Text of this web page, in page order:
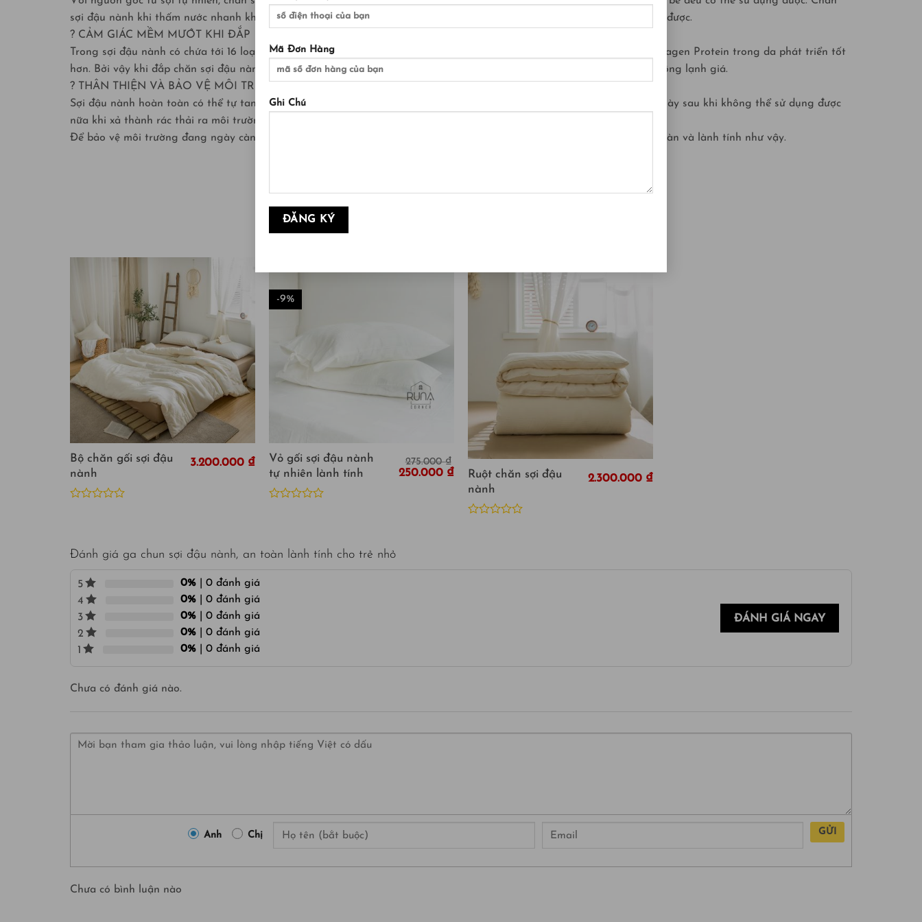
Mã Đơn Hàng
Ghi Chú
sợi đậu nành khi thấm nước nhanh khô nên hoàn toàn không có mùi hôi, không thể là địa điểm cư ngụ của của vi khuẩn được.
? CẢM GIÁC MỀM MƯỚT KHI ĐẮP
Trong sợi đậu nành có chứa tới 16 loại Axit Amin tồn tại trong xơ đậu. 16 loại Axit Amin này có công dụng kích thích Collagen Protein trong da phát triển tốt
hơn. Bởi vậy khi đắp chăn sợi đậu nành luôn cho cảm giác mềm mướt và bảo vệ làn da bớt khô ráp trong những ngày đông lạnh giá.
? THÂN THIỆN VÀ BẢO VỆ MÔI TRƯỜNG.
Sợi đậu nành hoàn toàn có thể tự tan, tự tiêu hủy trong môi trường sống. Bởi vậy những chiếc chăn cũ làm từ chất liệu này sau khi không thể sử dụng được
nữa khi xả thành rác thải ra môi trường có thể tự phân hủy mà không làm ô nhiễm không khí, môi trường.
Để bảo vệ môi trường đang ngày càng biến đổi trở nên xấu hơn, con người nên hướng tới sử dụng những chất liệu an toàn và lành tính như vậy.
Bộ chăn gối sợi đậu
nành
5
3.200.000 ₫
-9%
Vỏ gối sợi đậu nành
tự nhiên lành tính
5
275.000₫
250.000 ₫
Ruột chăn sợi đậu
nành
2.300.000 ₫
Đánh giá ga chun sợi đậu nành, an toàn lành tính cho trẻ nhỏ
5 0% | 0 đánh giá
4
0% | 0 đánh giá
3
0% | 0 đánh giá
2
0% | 0 đánh giá
1
0% | 0 đánh giá
ĐÁNH GIÁ NGAY
Chưa có đánh giá nào.
Anh Chị GỬI
Chưa có bình luận nào